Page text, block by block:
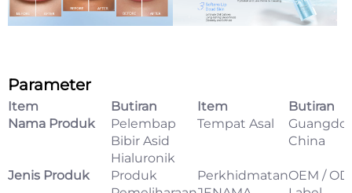
Parameter
Item Butiran Item
Butiran
Nama Produk
Pelembap
Bibir Asid
Hialuronik
Tempat Asal
China
Jenis Produk
Produk
PerkhidmatanOEM /